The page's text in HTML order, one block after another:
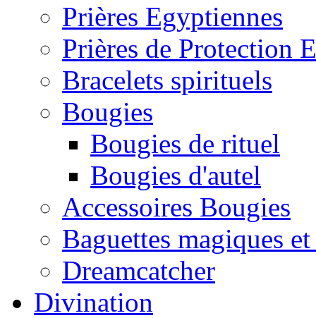
Prières Egyptiennes
Prières de Protection
Bracelets spirituels
Bougies
Bougies de rituel
Bougies d'autel
Accessoires Bougies
Baguettes magiques
Dreamcatcher
Divination